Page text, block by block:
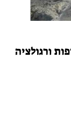
ורגולציה